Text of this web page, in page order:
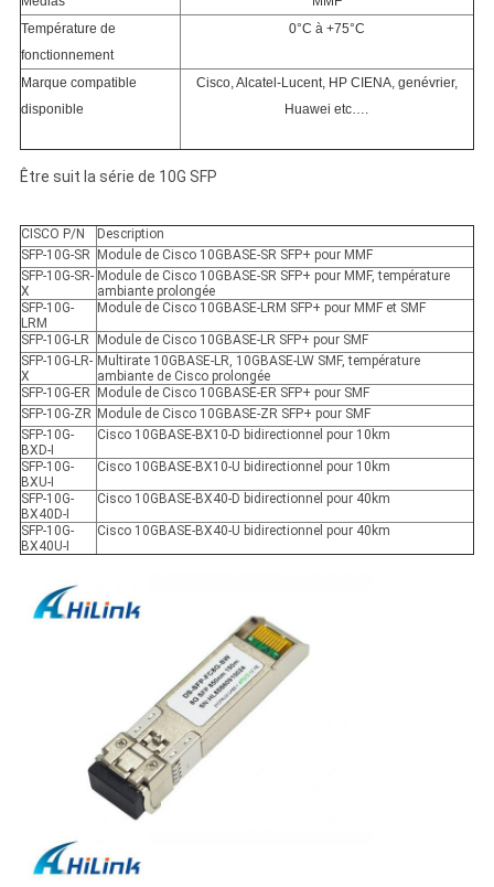
Température de
fonctionnement
0°C à +75°C
Marque compatible
disponible
Cisco, Alcatel-Lucent, HP CIENA, genévrier,
Huawei etc….
Être suit la série de 10G SFP
CISCO P/N
Description
SFP-10G-SR
Module de Cisco 10GBASE-SR SFP+ pour MMF
SFP-10G-SR-
X
Module de Cisco 10GBASE-SR SFP+ pour MMF, température
ambiante prolongée
SFP-10G-
LRM
Module de Cisco 10GBASE-LRM SFP+ pour MMF et SMF
SFP-10G-LR
Module de Cisco 10GBASE-LR SFP+ pour SMF
SFP-10G-LR-
X
Multirate 10GBASE-LR, 10GBASE-LW SMF, température
ambiante de Cisco prolongée
SFP-10G-ER
Module de Cisco 10GBASE-ER SFP+ pour SMF
SFP-10G-ZR Module de Cisco 10GBASE-ZR SFP+ pour SMF
SFP-10G-
BXD-I
Cisco 10GBASE-BX10-D bidirectionnel pour 10km
SFP-10G-
BXU-I
Cisco 10GBASE-BX10-U bidirectionnel pour 10km
SFP-10G-
BX40D-I
Cisco 10GBASE-BX40-D bidirectionnel pour 40km
SFP-10G-
BX40U-I
Cisco 10GBASE-BX40-U bidirectionnel pour 40km